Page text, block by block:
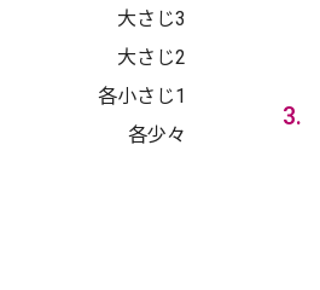
大さじ3
大さじ2
各小さじ1
各少々